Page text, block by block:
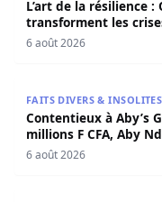
L’art de la résilience
transforment les
6 août 2026
FAITS DIVERS & INSOLITES
Contentieux à Aby’s
millions F CFA, Aby
sociaux
6 août 2026